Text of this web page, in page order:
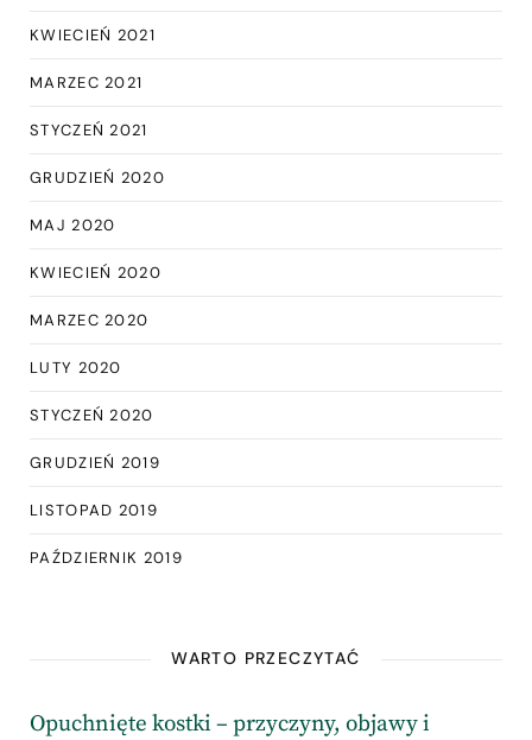
KWIECIEŃ 2021
MARZEC 2021
STYCZEŃ 2021
GRUDZIEŃ 2020
MAJ 2020
KWIECIEŃ 2020
MARZEC 2020
LUTY 2020
STYCZEŃ 2020
GRUDZIEŃ 2019
LISTOPAD 2019
PAŹDZIERNIK 2019
WARTO PRZECZYTAĆ
Opuchnięte kostki – przyczyny, objawy i